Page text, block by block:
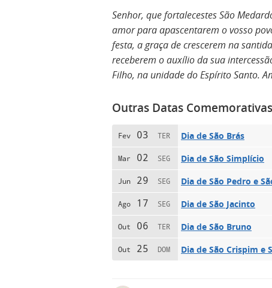
Senhor, que fortalecestes São
amor para apascentarem o vosso
festa, a graça de crescerem na
receberem o auxílio da sua
Filho, na unidade do Espírito Santo.
Outras Datas Comemorativas
Fev 03 TER Dia de São Brás
Mar 02 SEG Dia de São Simplício
Jun 29 SEG Dia de São Pedro e
Ago 17 SEG Dia de São Jacinto
Out 06 TER Dia de São Bruno
Out 25 DOM Dia de São Crispim e